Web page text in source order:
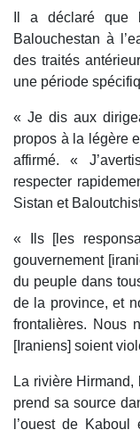
Il a déclaré que
Balouchestan à
des traités
une période
« Je dis aux
propos à la légère
affirmé. «
respecter
Sistan et
« Ils [les
gouvernement
du peuple dans
de la province, et
frontalières. Nous
[Iraniens] soient
La rivière Hirmand,
prend sa source
l’ouest de